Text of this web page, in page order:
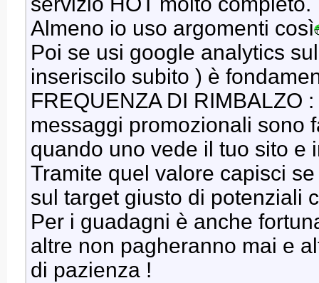
Almeno io uso argomenti così
Poi se usi google analytics
inseriscilo subito ) è
FREQUENZA DI RIMBALZO
messaggi promozionali sono
quando uno vede il tuo sito e
Tramite quel valore capisci
sul target giusto di potenziali
Per i guadagni è anche
altre non pagheranno mai e
di pazienza !